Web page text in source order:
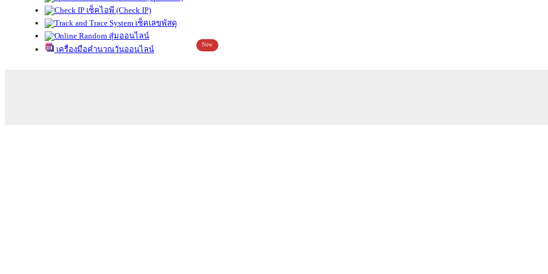
เช็คไอพี (Check IP)
เช็คเลขพัสดุ
สุ่มออนไลน์
เครื่องมือคำนวณวันออนไลน์
New